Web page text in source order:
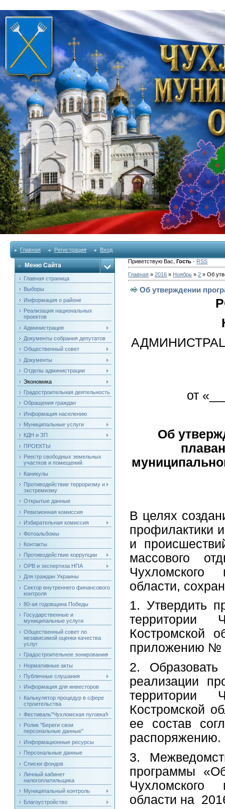
Главная Регистрация Вход
Меню Сайта
Главная страница
Выборы
Информация о районе
Реализация национальных
проектов
Администрация
Документы собрания депутатов
Общественный совет
Документы
Отделы администрации
Экономика
Градостроительная деятельность
Обращения граждан
Информация населению
Муниципальные услуги
КДН и ЗП
ПРОЕКТЫ
Реестр свободных земельных
участков и помещений
Каникулы
Противодействие терроризму и
экстремизму
Открытые данные
Ревизионная комиссия
Избирательная комиссия
Фотоальбомы
Контакты
Противодействие коррупции
ОРВ и экспертиза НПА
Для граждан Украины
Сектор внутреннего финансового
контроля
80-ая годовщина Победы
Государственные и
муниципальные услуги
Общественный совет по
независимой оценки качества
услуг
Градостроительное зонирование
Нормативные акты
Публичные слушания
Информация для инвесторов
Калькулятор процедур в сфере
строительства
Фестиваль"Чухломская пуговка"
Ролик "Береги свои
персональные данные"
Информационные ресурсы
Персональные данные
Списки фондов
Личный кабинет
налогоплатильщика
Муниципальный контроль
Благоустройство
Приветствую Вас ,Гость · RSS
Главная »2016 » Ноябрь » 2 » Об
Об утверждении
от
Об
В целях
профилактики
и
массового
Чухломского
области,
1. Утвердить
территории
Костромской
приложению №
2.
реализации
территории
Костромской
ее состав
распоряжению.
3.
программы
Чухломского
области на